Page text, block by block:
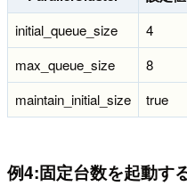
initial_queue_size 4
max_queue_size
8
maintain_initial_size
true
例4:固定台数を起動す